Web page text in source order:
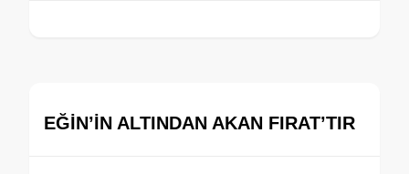
EĞİN’İN ALTINDAN AKAN FIRAT’TIR